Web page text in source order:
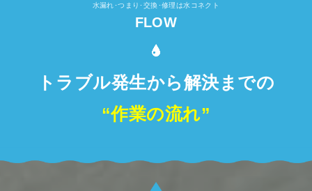
水漏れ･つまり･交換･修理は水コネクト
FLOW
トラブル発生から解決までの
“作業の流れ”